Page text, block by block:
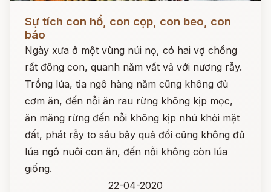
Sự tích con hổ, con cọp, con beo, con
báo
Ngày xưa ở một vùng núi nọ, có hai vợ chồng
rất đông con, quanh năm vất vả với nương rẫy.
Trồng lúa, tỉa ngô hàng năm cũng không đủ
cơm ăn, đến nỗi ăn rau rừng không kịp mọc,
ăn măng rừng đến nỗi không kịp nhú khỏi mặt
đất, phát rẫy to sáu bảy quả đồi cũng không đủ
lúa ngô nuôi con ăn, đến nỗi không còn lúa
giống.
22-04-2020